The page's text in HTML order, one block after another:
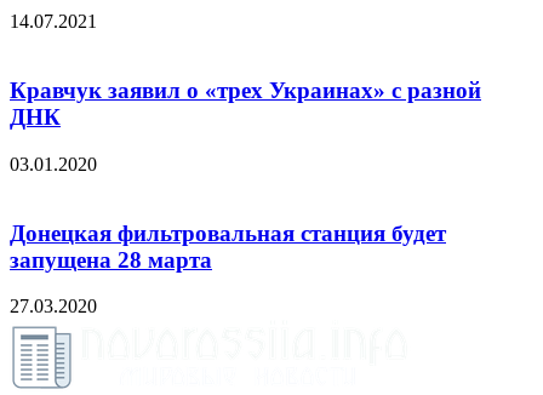
14.07.2021
Кравчук заявил о «трех Украинах» с разной
ДНК
03.01.2020
Донецкая фильтровальная станция будет
запущена 28 марта
27.03.2020